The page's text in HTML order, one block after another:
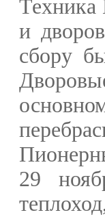
Техника
и
сбору
29